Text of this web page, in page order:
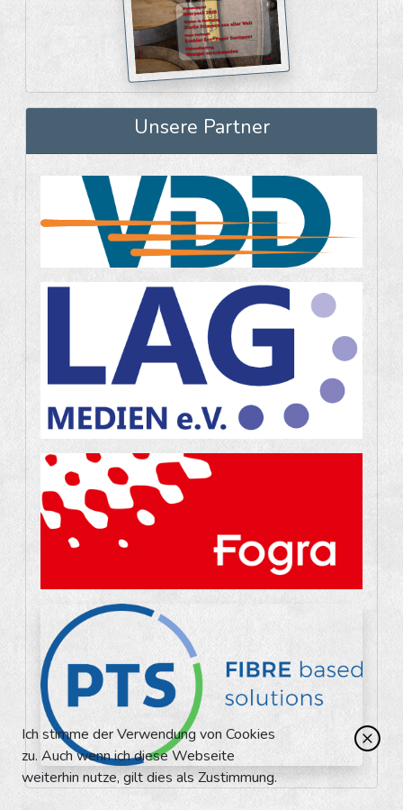
Unsere Partner
Ich stimme der Verwendung von Cookies
zu. Auch wenn ich diese Webseite
weiterhin nutze, gilt dies als Zustimmung.